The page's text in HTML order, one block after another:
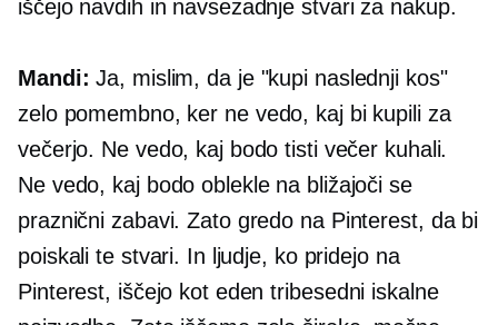
iščejo navdih in navsezadnje stvari za nakup.
Mandi: Ja, mislim, da je "kupi naslednji kos"
zelo pomembno, ker ne vedo, kaj bi kupili za
večerjo. Ne vedo, kaj bodo tisti večer kuhali.
Ne vedo, kaj bodo oblekle na bližajoči se
praznični zabavi. Zato gredo na Pinterest, da bi
poiskali te stvari. In ljudje, ko pridejo na
Pinterest, iščejo kot edentribesedni iskalne